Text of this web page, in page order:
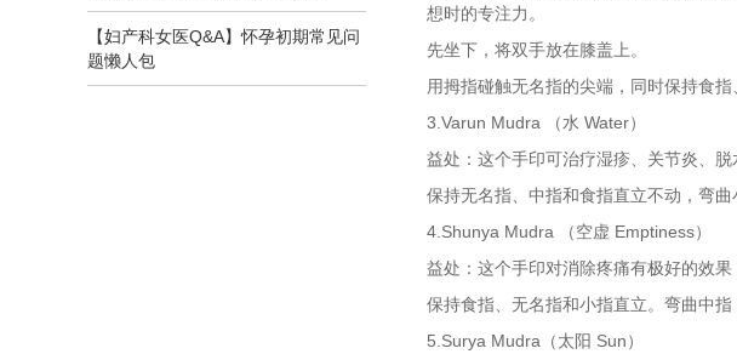
【妇产科女医Q&A】怀孕初期常见问
题懒人包
想时的专注力。
先坐下，将双手放在膝盖上。
用拇指碰触无名指的尖端，同时保持食
3.Varun Mudra （水 Water）
益处：这个手印可治疗湿疹、关节炎、脱
保持无名指、中指和食指直立不动，弯
4.Shunya Mudra （空虚 Emptiness）
益处：这个手印对消除疼痛有极好的效
保持食指、无名指和小指直立。弯曲中指
5.Surya Mudra（太阳 Sun）